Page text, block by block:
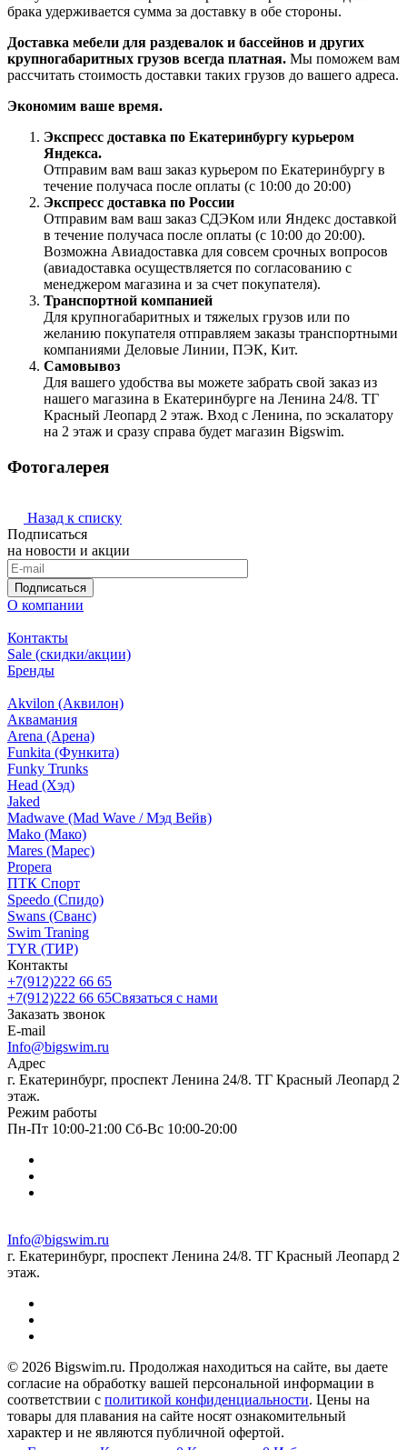
брака удерживается сумма за доставку в обе стороны.
Доставка мебели для раздевалок и бассейнов и других
крупногабаритных грузов всегда платная. Мы поможем вам
рассчитать стоимость доставки таких грузов до вашего адреса.
Экономим ваше время.
Экспресс доставка по Екатеринбургу курьером
Яндекса.
Отправим вам ваш заказ курьером по Екатеринбургу в
течение получаса после оплаты (с 10:00 до 20:00)
Экспресс доставка по России
Отправим вам ваш заказ СДЭКом или Яндекс доставкой
в течение получаса после оплаты (с 10:00 до 20:00).
Возможна Авиадоставка для совсем срочных вопросов
(авиадоставка осуществляется по согласованию с
менеджером магазина и за счет покупателя).
Транспортной компанией
Для крупногабаритных и тяжелых грузов или по
желанию покупателя отправляем заказы транспортными
компаниями Деловые Линии, ПЭК, Кит.
Самовывоз
Для вашего удобства вы можете забрать свой заказ из
нашего магазина в Екатеринбурге на Ленина 24/8. ТГ
Красный Леопард 2 этаж. Вход с Ленина, по эскалатору
на 2 этаж и сразу справа будет магазин Bigswim.
Фотогалерея
Назад к списку
Подписаться
на новости и акции
Подписаться
О компании
Контакты
Sale (скидки/акции)
Бренды
Akvilon (Аквилон)
Аквамания
Arena (Арена)
Funkita (Функита)
Funky Trunks
Head (Хэд)
Jaked
Madwave (Mad Wave / Мэд Вейв)
Mako (Мако)
Mares (Марес)
Propera
ПТК Спорт
Speedo (Спидо)
Swans (Сванс)
Swim Traning
TYR (ТИР)
Контакты
+7(912)222 66 65
+7(912)222 66 65Связаться с нами
Заказать звонок
E-mail
Info@bigswim.ru
Адрес
г. Екатеринбург, проспект Ленина 24/8. ТГ Красный Леопард 2
этаж.
Режим работы
Пн-Пт 10:00-21:00 Сб-Вс 10:00-20:00
Info@bigswim.ru
г. Екатеринбург, проспект Ленина 24/8. ТГ Красный Леопард 2
этаж.
© 2026 Bigswim.ru. Продолжая находиться на сайте, вы даете
согласие на обработку вашей персональной информации в
соответствии с политикой конфиденциальности. Цены на
товары для плавания на сайте носят ознакомительный
характер и не являются публичной офертой.